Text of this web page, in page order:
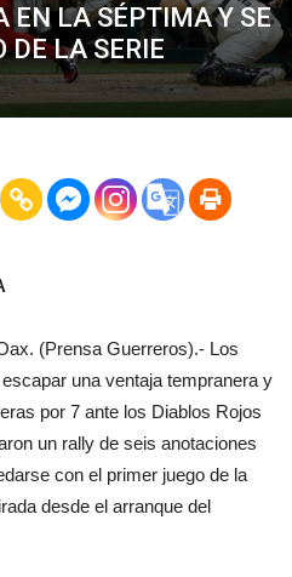
EN LA SÉPTIMA Y SE
DE LA SERIE
(Prensa Guerreros).- Los
una ventaja tempranera y
por 7 ante los Diablos Rojos
un rally de seis anotaciones
con el primer juego de la
desde el arranque del